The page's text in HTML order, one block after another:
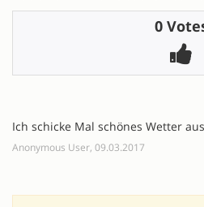
0
Ich schicke Mal schönes Wetter
Anonymous User, 09.03.2017